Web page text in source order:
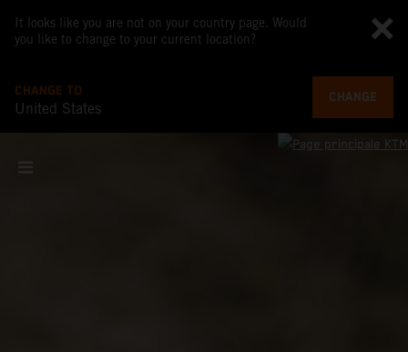
It looks like you are not on your country page. Would
you like to change to your current location?
CHANGE TO
United States
CHANGE